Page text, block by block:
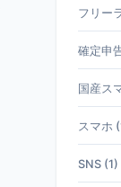
フリー
確定申
国産ス
スマホ
SNS (1)